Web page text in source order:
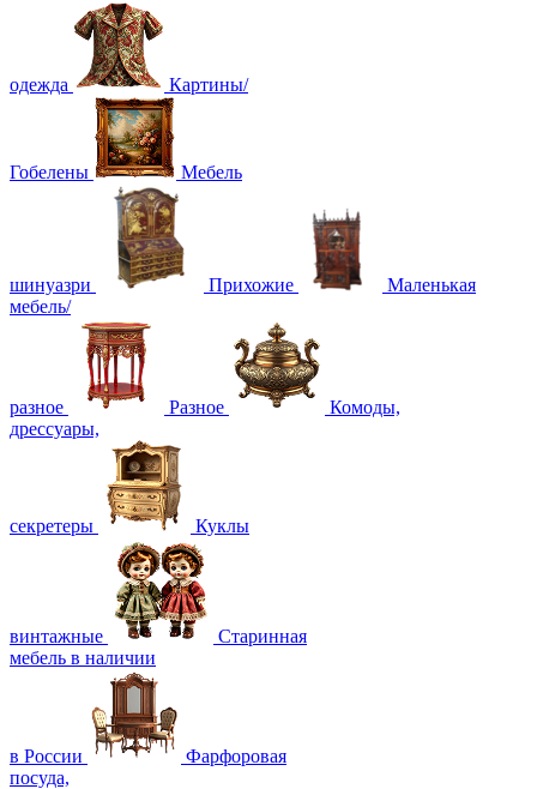
одежда Картины/
Гобелены Мебель
шинуазри Прихожие
Маленькая
мебель/
разное Разное
Комоды,
дрессуары,
секретеры Куклы
винтажные
Старинная
мебель в наличии
в России
Фарфоровая
посуда,